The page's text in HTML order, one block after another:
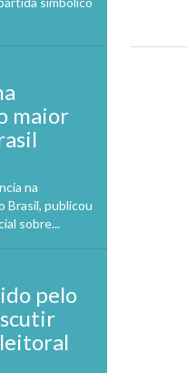
maior
na
Brasil, publicou
sobre...
pelo